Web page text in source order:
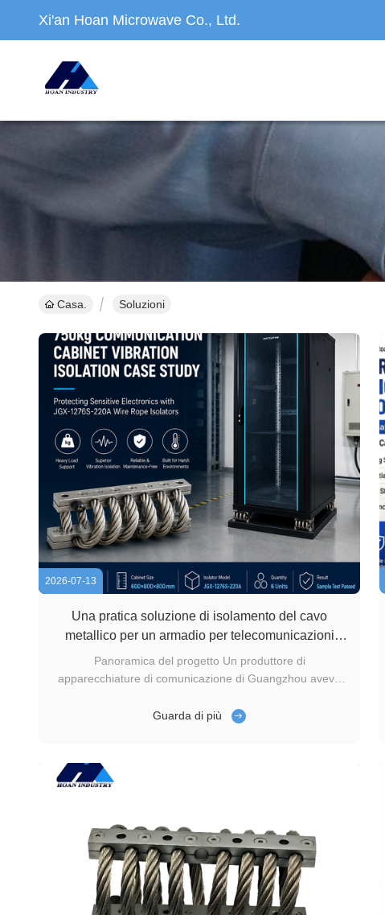
Xi'an Hoan Microwave Co., Ltd.
Casa. Soluzioni
2026-07-13
Una pratica soluzione di isolamento del cavo
metallico per un armadio per telecomunicazioni
pesante
Panoramica del progetto Un produttore di
apparecchiature di comunicazione di Guangzhou aveva
pesante contenente moduli elettronici sensibili. L'armadio
Guarda di più